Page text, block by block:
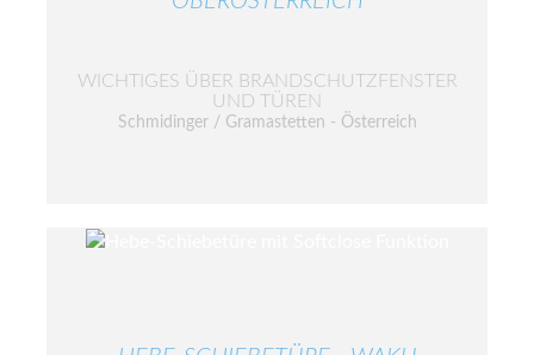
WICHTIGES ÜBER BRANDSCHUTZFENSTER
UND TÜREN
Schmidinger / Gramastetten - Österreich